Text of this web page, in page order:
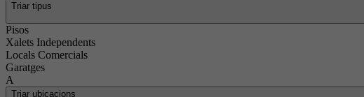
Triar tipus
Pisos
Xalets Independents
Locals Comercials
Garatges
A
Triar ubicacions